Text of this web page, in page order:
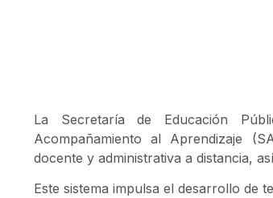
La Secretaría de Educación
Acompañamiento al Aprendizaje
docente y administrativa a distancia,
Este sistema impulsa el desarrollo de